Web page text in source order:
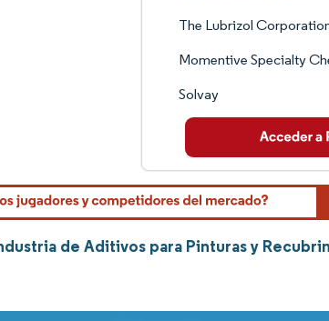
The Lubrizol
Momentive Specialty
Solvay
de Aditivos para Pinturas y